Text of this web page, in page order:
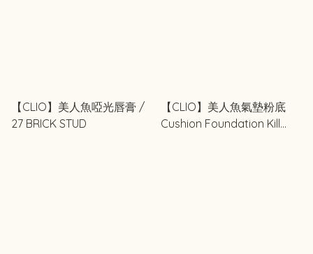
【CLIO】美人魚啞光唇膏 /
27 BRICK STUD
【CLIO】美人魚氣墊粉底
Cushion Foundation Kill